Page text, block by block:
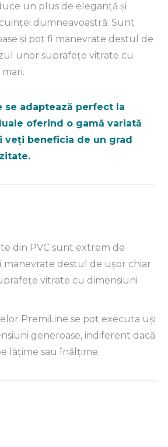
un plus de eleganţă şi
dumneavoastră. Sunt
şi pot fi manevrate destul de
unor suprafeţe vitrate cu
se adaptează perfect la
oferind o gamă variată
veţi beneficia de un grad
din PVC sunt extrem de
manevrate destul de uşor chiar
vitrate cu dimensiuni
PremiLine se pot executa uşi
generoase, indiferent dacă
lăţime sau înălţime.